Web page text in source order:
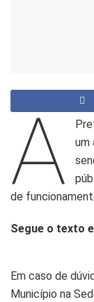
A
um
de
Segue o texto
Em caso de
Município na